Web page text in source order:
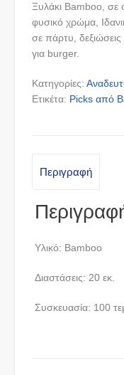
Ξυλάκι Bamboo, σε
φυσικό χρώμα,
σε πάρτυ,
για burger.
Κατηγορίες:
Ετικέτα: Picks από
Περιγραφή
Υλικό: Bamboo
Διαστάσεις: 20 εκ.
Συσκευασία: 100